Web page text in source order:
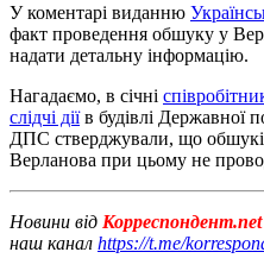
У коментарі виданню
факт проведення обшуку у
надати детальну інформацію.
Нагадаємо, в січні
слідчі діїв будівлі Державної
ДПС стверджували, що
Верланова при цьому не
Новини від Корреспондент.net
наш канал https://t.me/